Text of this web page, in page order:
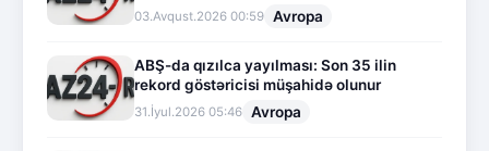
03.Avqust.2026 00:59 Avropa
ABŞ-da qızılca yayılması: Son 35 ilin
rekord göstəricisi müşahidə olunur
31.İyul.2026 05:46 Avropa